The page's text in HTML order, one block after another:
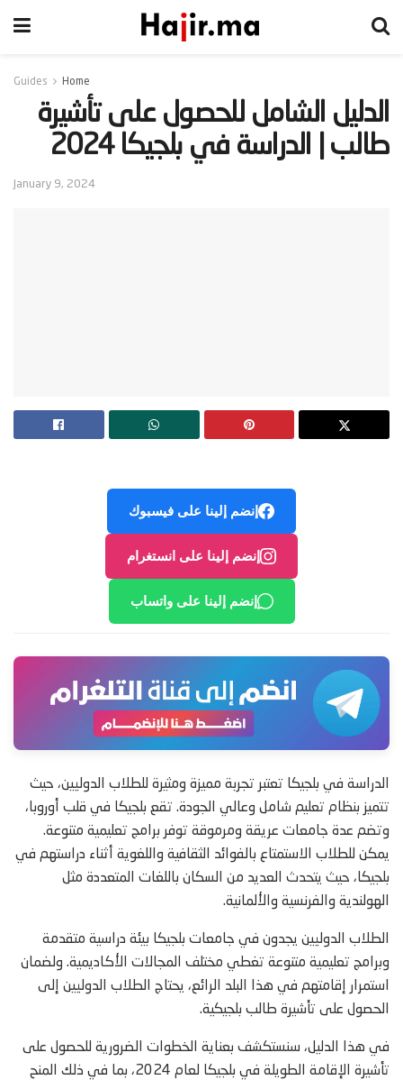
Home
Guides
‫الدليل الشامل للحصول على تأشيرة
طالب | الدراسة في بلجيكا 2024‬
January 9, 2024
إنضم إلينا على فيسبوك
إنضم إلينا على انستغرام
إنضم إلينا على واتساب
الدراسة في بلجيكا تعتبر تجربة مميزة ومثيرة للطلاب الدوليين، حيث
تتميز بنظام تعليم شامل وعالي الجودة. تقع بلجيكا في قلب أوروبا،
وتضم عدة جامعات عريقة ومرموقة توفر برامج تعليمية متنوعة.
يمكن للطلاب الاستمتاع بالفوائد الثقافية واللغوية أثناء دراستهم في
بلجيكا، حيث يتحدث العديد من السكان باللغات المتعددة مثل
الهولندية والفرنسية والألمانية.
الطلاب الدوليين يجدون في جامعات بلجيكا بيئة دراسية متقدمة
وبرامج تعليمية متنوعة تغطي مختلف المجالات الأكاديمية. ولضمان
استمرار إقامتهم في هذا البلد الرائع، يحتاج الطلاب الدوليين إلى
الحصول على تأشيرة طالب بلجيكية.
في هذا الدليل، سنستكشف بعناية الخطوات الضرورية للحصول على
تأشيرة الإقامة الطويلة في بلجيكا لعام 2024، بما في ذلك المنح